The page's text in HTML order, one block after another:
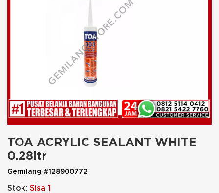
TOA ACRYLIC SEALANT WHITE
0.28ltr
Gemilang #128900772
Stok: Sisa 1